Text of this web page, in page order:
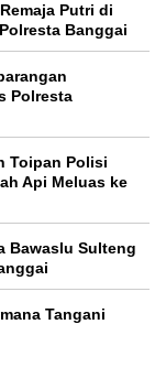
Putri di
Banggai
Polresta
Toipan Polisi
Api Meluas ke
Bawaslu Sulteng
Tangani